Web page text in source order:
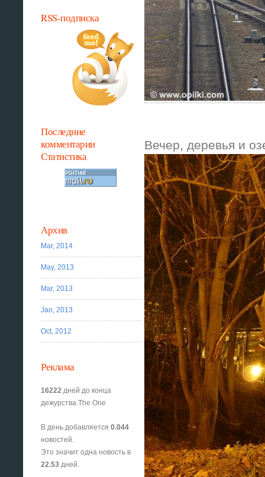
Вечер, деревья и
RSS-подписка
Последние
комментарии
Статистика
Архив
Mar, 2014
May, 2013
Mar, 2013
Jan, 2013
Oct, 2012
Реклама
16222 дней до конца
дежурства The One
В день добавляется0.044
новостей.
Это значит одна новость в
22.53 дней.